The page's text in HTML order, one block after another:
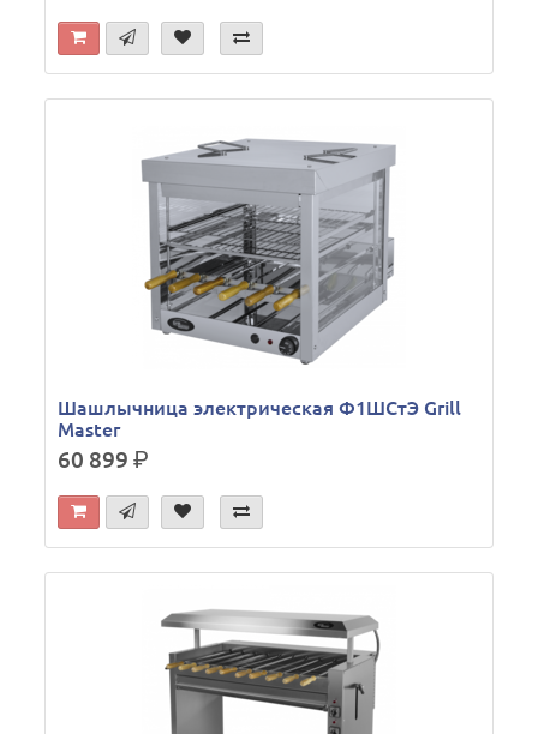
Шашлычница электрическая Ф1ШСтЭ Grill
Master
60 899р.